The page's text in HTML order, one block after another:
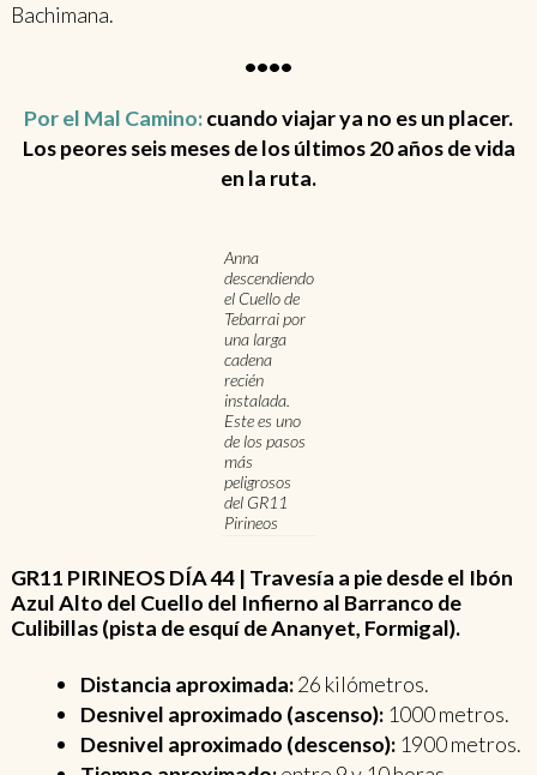
Bachimana.
••••
Por el Mal Camino:cuando viajar ya no es un placer.
Los peores seis meses de los últimos 20 años de vida
en la ruta.
Anna
descendiendo
el Cuello de
Tebarrai por
una larga
cadena
recién
instalada.
Este es uno
de los pasos
más
peligrosos
del GR11
Pirineos
GR11 PIRINEOS DÍA 44 | Travesía a pie desde el Ibón
Azul Alto del Cuello del Infierno al Barranco de
Culibillas (pista de esquí de Ananyet, Formigal).
Distancia aproximada:26 kilómetros.
Desnivel aproximado (ascenso):1000 metros.
Desnivel aproximado (descenso):1900 metros.